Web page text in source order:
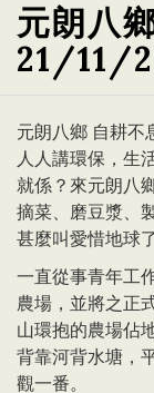
元朗八
21/11/
元朗八鄉 自耕不
人人講環保，生
就係？來元朗八
摘菜、磨豆漿、
甚麼叫愛惜地球了
一直從事青年工
農場，並將之正
山環抱的農場佔
背靠河背水塘，
觀一番。